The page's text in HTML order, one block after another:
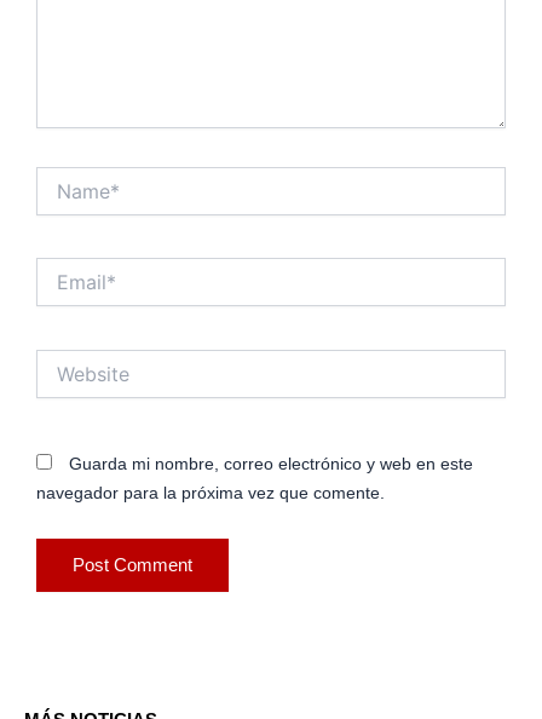
Guarda mi nombre, correo electrónico y web en este
navegador para la próxima vez que comente.